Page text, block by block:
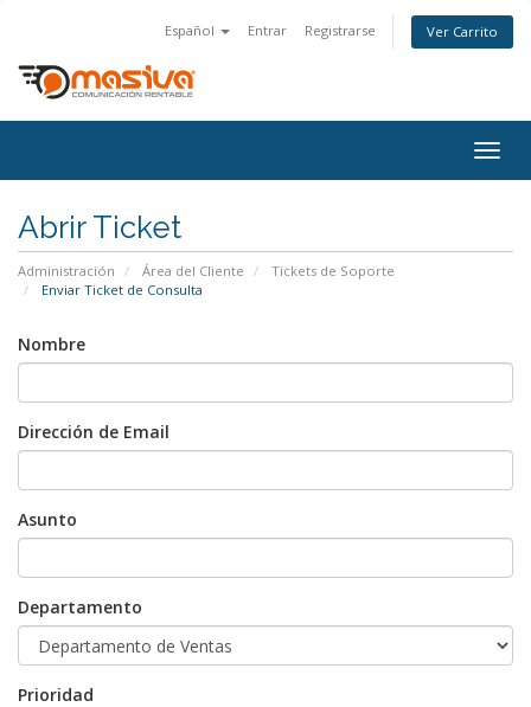
Español Entrar Registrarse Ver Carrito
Abrir Ticket
Administración Área del Cliente
Tickets de Soporte
Enviar Ticket de Consulta
Nombre
Dirección de Email
Asunto
Departamento
Prioridad